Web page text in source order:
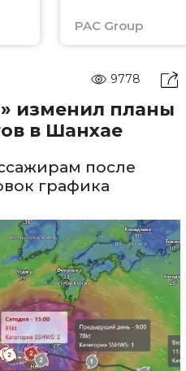
PAC Group
9778
изменил планы
в Шанхае
после
графика